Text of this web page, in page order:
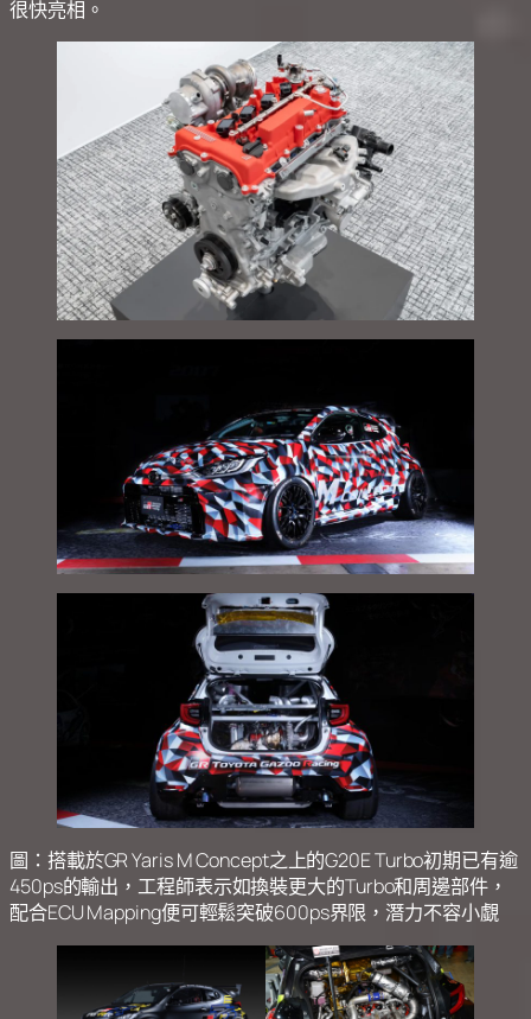
很快亮相。
圖：搭載於GR Yaris M Concept之上的G20E Turbo初期已有逾
450ps的輸出，工程師表示如換裝更大的Turbo和周邊部件，
配合ECU Mapping便可輕鬆突破600ps界限，潛力不容小覷